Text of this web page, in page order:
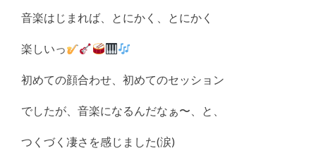
音楽はじまれば、とにかく、とにかく
楽しいっ
初めての顔合わせ、初めてのセッション
でしたが、音楽になるんだなぁ〜、と、
つくづく凄さを感じました(涙)